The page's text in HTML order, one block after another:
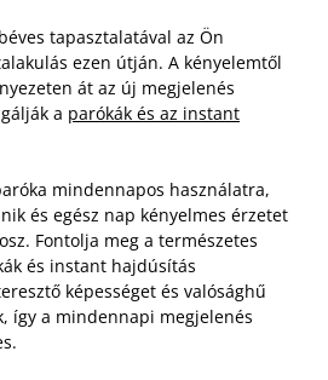
tapasztalatával az Ön
ezen útján. A kényelemtől
át az új megjelenés
a parókák és az instant
mindennapos használatra,
és egész nap kényelmes érzetet
Fontolja meg a természetes
és instant hajdúsítás
képességet és valósághű
így a mindennapi megjelenés